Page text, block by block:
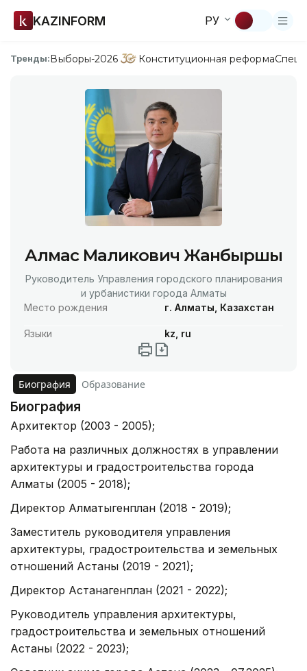
KAZINFORM РУ
Тренды:Выборы-2026 Конституционная реформа
Алмас Маликович Жанбыршы
Руководитель Управления городского планирования
и урбанистики города Алматы
Место рождения
г. Алматы, Казахстан
Языки kz, ru
Биография Образование
Биография
Архитектор (2003 - 2005);
Работа на различных должностях в управлении
архитектуры и градостроительства города
Алматы (2005 - 2018);
Директор Алматыгенплан (2018 - 2019);
Заместитель руководителя управления
архитектуры, градостроительства и земельных
отношений Астаны (2019 - 2021);
Директор Астанагенплан (2021 - 2022);
Руководитель управления архитектуры,
градостроительства и земельных отношений
Астаны (2022 - 2023);